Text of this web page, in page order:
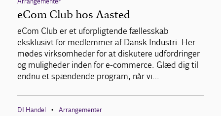
eCom Club hos Aasted
eCom Club er et uforpligtende fællesskab
eksklusivt for medlemmer af Dansk Industri. Her
mødes virksomheder for at diskutere udfordringer
og muligheder inden for e-commerce. Glæd dig til
endnu et spændende program, når vi…
DI Handel • Arrangementer